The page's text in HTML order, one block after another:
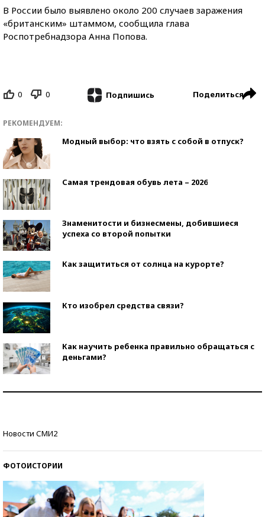
В России было выявлено около 200 случаев заражения
«британским» штаммом, сообщила глава
Роспотребнадзора Анна Попова.
0 0 Подпишись Поделиться
РЕКОМЕНДУЕМ:
Модный выбор: что взять с собой в отпуск?
Самая трендовая обувь лета – 2026
Знаменитости и бизнесмены, добившиеся
успеха со второй попытки
Как защититься от солнца на курорте?
Кто изобрел средства связи?
Как научить ребенка правильно обращаться с
деньгами?
Новости СМИ2
ФОТОИСТОРИИ